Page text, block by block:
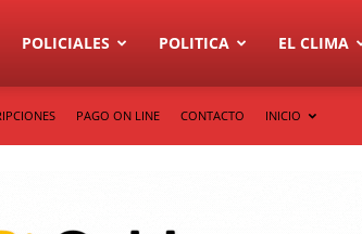
POLICIALES POLITICA EL CLIMA
PAGO ON LINE CONTACTO INICIO